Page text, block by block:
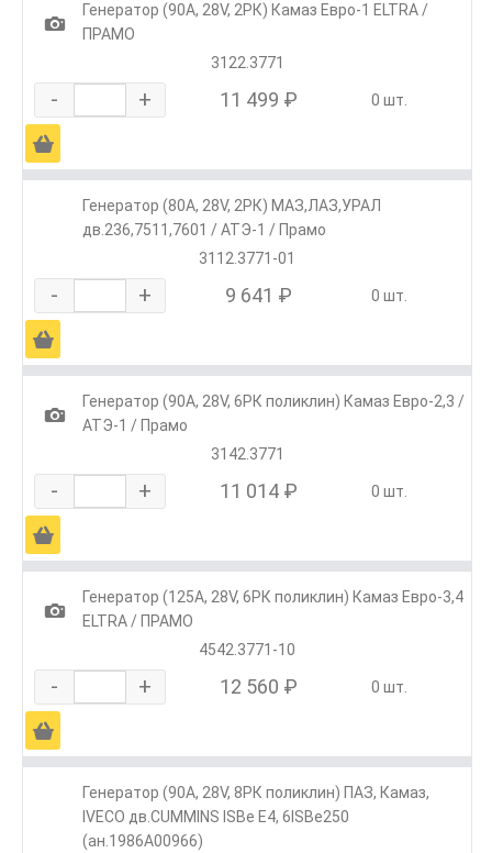
1
Генератор (90А, 28V, 2РК) Камаз Евро-1 ELTRA /
ПРАМО
3122.3771
- + 11 499 ₽ 0 шт.
Ä
Генератор (80А, 28V, 2РК) МАЗ,ЛАЗ,УРАЛ
дв.236,7511,7601 / АТЭ-1 / Прамо
3112.3771-01
- + 9 641 ₽ 0 шт.
Ä
1
Генератор (90А, 28V, 6РК поликлин) Камаз Евро-2,3 /
АТЭ-1 / Прамо
3142.3771
- + 11 014 ₽ 0 шт.
Ä
1
Генератор (125А, 28V, 6РК поликлин) Камаз Евро-3,4
ELTRA / ПРАМО
4542.3771-10
- + 12 560 ₽ 0 шт.
Ä
Генератор (90А, 28V, 8РК поликлин) ПАЗ, Камаз,
IVECO дв.CUMMINS ISBe Е4, 6ISBe250
(ан.1986А00966)